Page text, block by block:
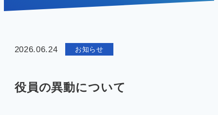
APの特長
企業情報
2026.06.24 お知らせ
役員の異動について